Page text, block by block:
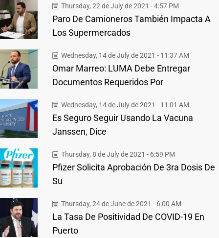
Thursday, 22 de July de 2021 - 4:57 PM
Paro De Camioneros También Impacta A
Los Supermercados
Wednesday, 14 de July de 2021 - 11:37 AM
Omar Marreo: LUMA Debe Entregar
Documentos Requeridos Por
Wednesday, 14 de July de 2021 - 11:01 AM
Es Seguro Seguir Usando La Vacuna
Janssen, Dice
Thursday, 8 de July de 2021 - 6:59 PM
Pfizer Solicita Aprobación De 3ra Dosis De
Su
Thursday, 24 de June de 2021 - 6:00 AM
La Tasa De Positividad De COVID-19 En
Puerto